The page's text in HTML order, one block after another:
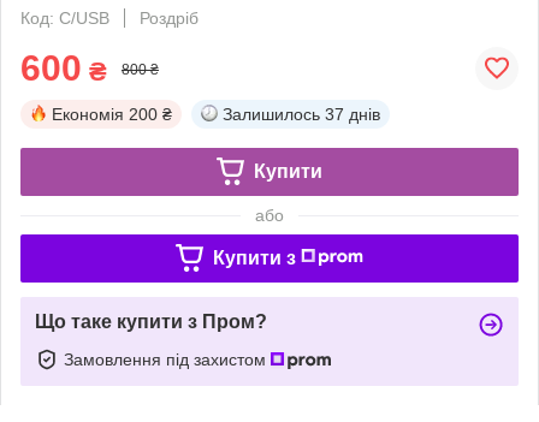
Код: C/USB
Роздріб
600 ₴ 800 ₴
Економія 200 ₴ Залишилось 37 днів
Купити
або
Купити з
Що таке купити з Пром?
Замовлення під захистом